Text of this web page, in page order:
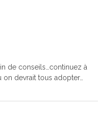
de conseils…continuez à
devrait tous adopter…